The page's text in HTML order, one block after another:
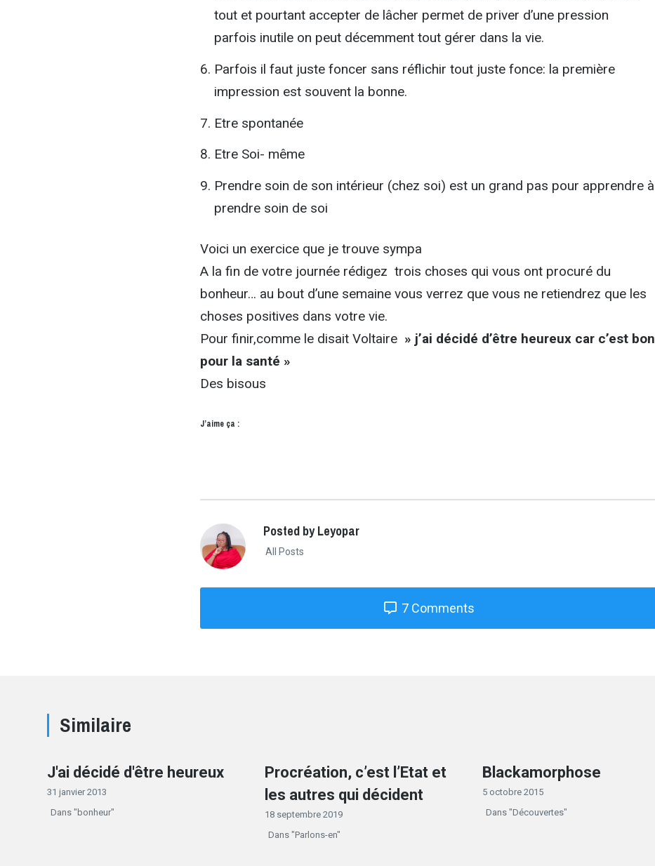
tout et pourtant accepter de lâcher permet de priver d’une pression
parfois inutile on peut décemment tout gérer dans la vie.
Parfois il faut juste foncer sans réflichir tout juste fonce: la première
impression est souvent la bonne.
Etre spontanée
Etre Soi- même
Prendre soin de son intérieur (chez soi) est un grand pas pour apprendre à
prendre soin de soi
Voici un exercice que je trouve sympa
A la fin de votre journée rédigez trois choses qui vous ont procuré du
bonheur… au bout d’une semaine vous verrez que vous ne retiendrez que les
choses positives dans votre vie.
Pour finir,comme le disait Voltaire » j’ai décidé d’être heureux car c’est bon
pour la santé »
Des bisous
J’aime ça :
Posted by Leyopar
All Posts
7 Comments
Similaire
J'ai décidé d'être heureux
31 janvier 2013
Dans "bonheur"
Procréation, c’est l’Etat et
les autres qui décident
18 septembre 2019
Dans "Parlons-en"
Blackamorphose
5 octobre 2015
Dans "Découvertes"